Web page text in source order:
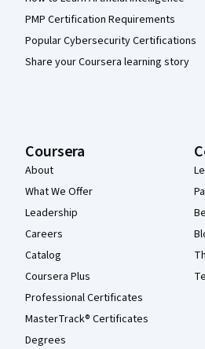
PMP Certification Requirements
Popular Cybersecurity Certifications
Share your Coursera learning story
Coursera
About
What We Offer
Leadership
Careers
Catalog
Coursera Plus
Professional Certificates
MasterTrack® Certificates
Degrees